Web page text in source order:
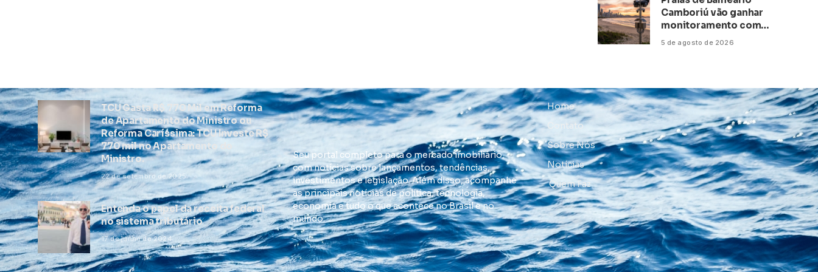
Camboriú vão ganhar
monitoramento com
inteligência artificial
5 de agosto de 2026
TCU Gasta R$ 770 Mil em Reforma
de Apartamento do Ministro ou
Reforma Caríssima: TCU Investe R$
770 mil no Apartamento do
Ministro.
22 de setembro de 2025
Entenda o papel da receita federal
no sistema tributário
17 de junho de 2024
Seu portal completo para o mercado imobiliário,
com notícias sobre lançamentos, tendências,
investimentos e legislação. Além disso, acompanhe
as principais notícias de política, tecnologia,
economia e tudo o que acontece no Brasil e no
mundo.
Home
Contato
Sobre Nós
Notícias
Quem Faz